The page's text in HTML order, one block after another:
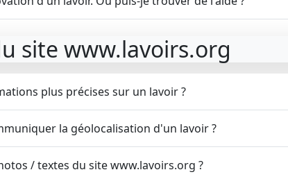
site www.lavoirs.org
plus précises sur un lavoir ?
la géolocalisation d'un lavoir ?
/ textes du site www.lavoirs.org ?